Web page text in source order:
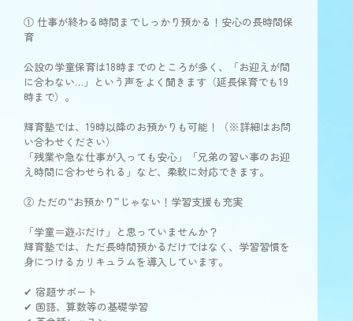
① 仕事が終わる時間までしっかり預かる！安心の長時間保
育
公設の学童保育は18時までのところが多く、「お迎えが間
に合わない…」という声をよく聞きます（延長保育でも19
時まで）。
輝育塾では、19時以降のお預かりも可能！（※詳細はお問
い合わせください）
「残業や急な仕事が入っても安心」「兄弟の習い事のお迎
え時間に合わせられる」など、柔軟に対応できます。
② ただの“お預かり”じゃない！学習支援も充実
「学童＝遊ぶだけ」と思っていませんか？
輝育塾では、ただ長時間預かるだけではなく、学習習慣を
身につけるカリキュラムを導入しています。
✔ 宿題サポート
✔ 国語、算数等の基礎学習